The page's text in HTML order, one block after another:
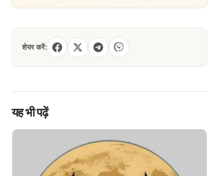
शेयर करें:
यह भी पढ़ें